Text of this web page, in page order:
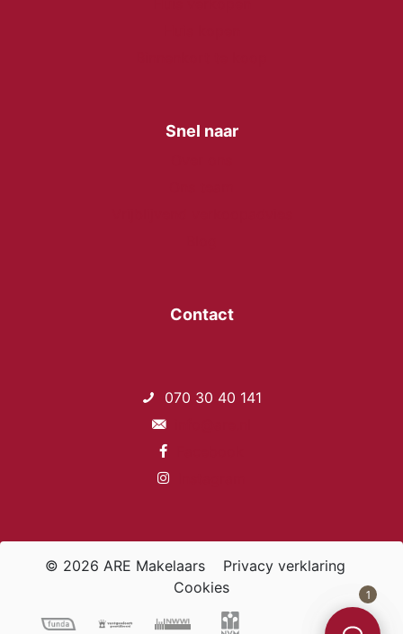
Snel naar
Contact
070 30 40 141
© 2026 ARE Makelaars Privacy verklaring
Cookies
1